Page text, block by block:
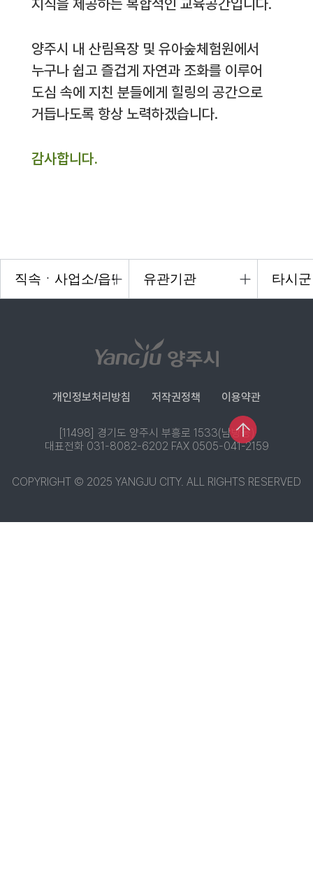
지식을 제공하는 복합적인 교육공간입니다.
양주시 내 산림욕장 및 유아숲체험원에서
누구나 쉽고 즐겁게 자연과 조화를 이루어
도심 속에 지친 분들에게 힐링의 공간으로
거듭나도록 항상 노력하겠습니다.
감사합니다.
개인정보처리방침 저작권정책 이용약관
[11498] 경기도 양주시 부흥로 1533(남방동)
대표전화 031-8082-6202 FAX 0505-041-2159
COPYRIGHT © 2025 YANGJU CITY. ALL RIGHTS RESERVED